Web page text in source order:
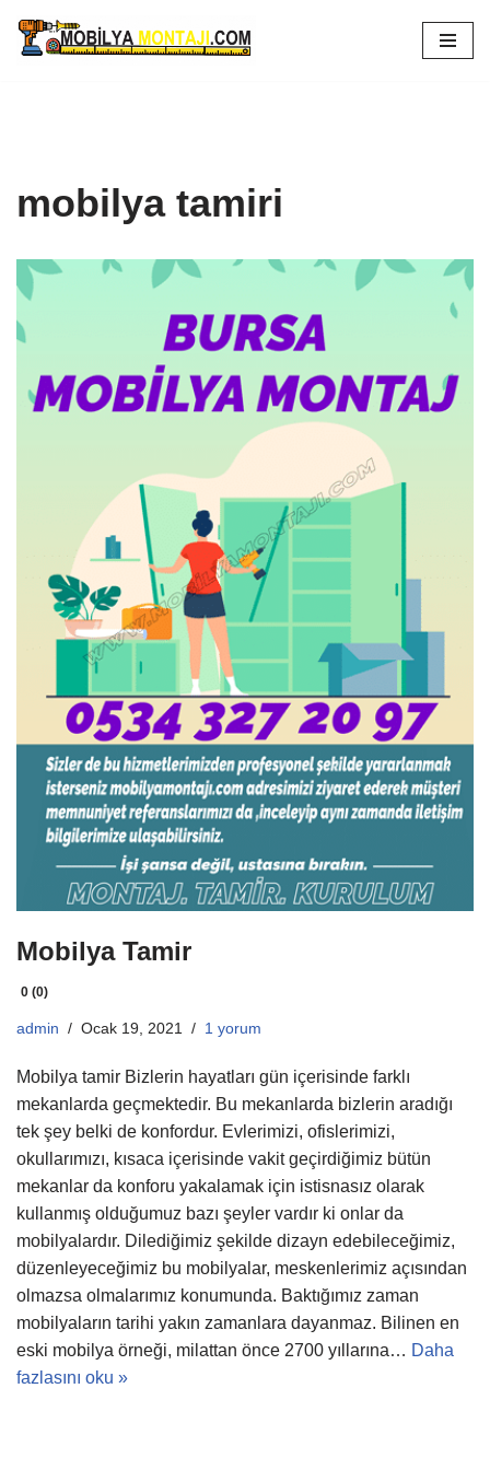
İçeriğe
mobilya tamiri
Mobilya Tamir
0 (0)
admin Ocak 19, 2021 1 yorum
Mobilya tamir Bizlerin hayatları gün içerisinde farklı
mekanlarda geçmektedir. Bu mekanlarda bizlerin aradığı
tek şey belki de konfordur. Evlerimizi, ofislerimizi,
okullarımızı, kısaca içerisinde vakit geçirdiğimiz bütün
mekanlar da konforu yakalamak için istisnasız olarak
kullanmış olduğumuz bazı şeyler vardır ki onlar da
mobilyalardır. Dilediğimiz şekilde dizayn edebileceğimiz,
düzenleyeceğimiz bu mobilyalar, meskenlerimiz açısından
olmazsa olmalarımız konumunda. Baktığımız zaman
mobilyaların tarihi yakın zamanlara dayanmaz. Bilinen en
eski mobilya örneği, milattan önce 2700 yıllarına… Daha
fazlasını oku »